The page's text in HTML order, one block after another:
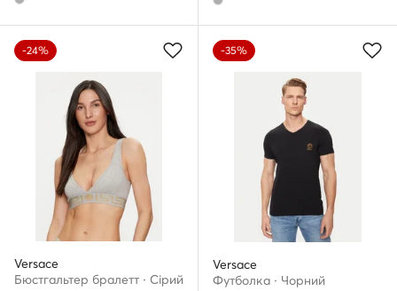
-24%
Versace
Бюстгальтер бралетт · Сірий
-35%
Versace
Футболка · Чорний